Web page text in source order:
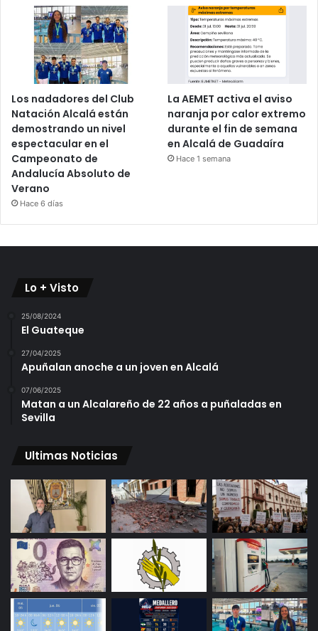
Los nadadores del Club
Natación Alcalá están
demostrando un nivel
espectacular en el
Campeonato de
Andalucía Absoluto de
Verano
Hace 6 días
La AEMET activa el aviso
naranja por calor extremo
durante el fin de semana
en Alcalá de Guadaíra
Hace 1 semana
Lo + Visto
25/08/2024
El Guateque
27/04/2025
Apuñalan anoche a un joven en Alcalá
07/06/2025
Matan a un Alcalareño de 22 años a puñaladas en
Sevilla
Ultimas Noticias